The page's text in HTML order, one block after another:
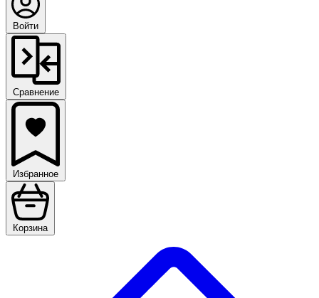
Войти
Сравнение
Избранное
Корзина